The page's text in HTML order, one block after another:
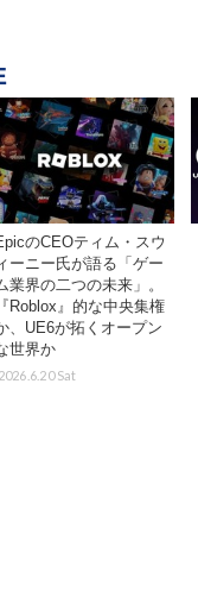
のCEOティム・スウ
ーニー氏が語る「ゲー
業界の二つの未来」。
『Roblox』的な中央集権
、UE6が拓くオープン
世界か
2026.6.20 Sat